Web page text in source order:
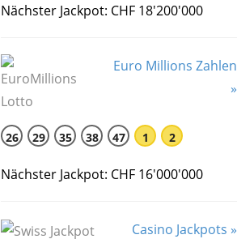
Nächster Jackpot: CHF 18'200'000
Euro Millions Zahlen
»
26 29 35 38 47 1 2
Nächster Jackpot: CHF 16'000'000
Casino Jackpots »